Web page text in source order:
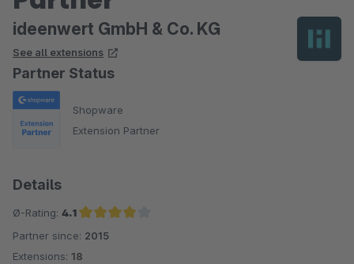
ideenwert GmbH & Co. KG
See all extensions
Partner Status
Shopware
Extension Partner
Details
Ø-Rating: 4.1
Average rating of 4.1 out of 5 stars
Partner since: 2015
Extensions: 18